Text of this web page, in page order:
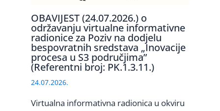
OBAVIJEST (24.07.2026.) o
održavanju virtualne informativne
radionice za Poziv na dodjelu
bespovratnih sredstava „Inovacije
procesa u S3 područjima”
(Referentni broj: PK.1.3.11.)
24.07.2026.
Virtualna informativna radionica u okviru